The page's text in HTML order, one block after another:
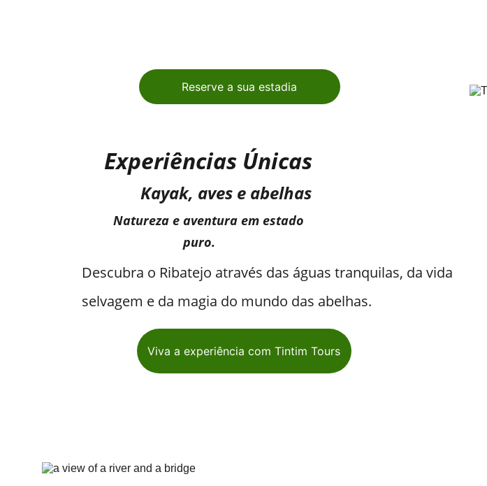
Experiências Únicas
              Kayak, aves e abelhas
         Natureza e aventura em estado
                             puro.
Descubra o Ribatejo através das águas tranquilas, da vida
selvagem e da magia do mundo das abelhas.
Viva a experiência com Tintim Tours
Reserve a sua estadia